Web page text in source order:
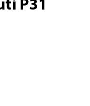
P31